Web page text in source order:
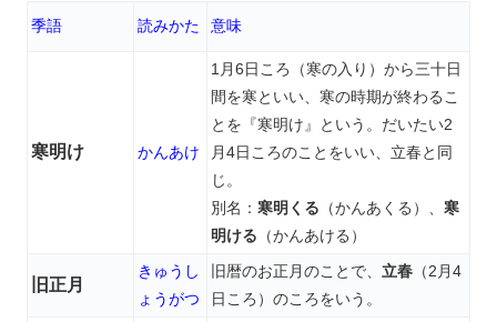
季語 読みかた 意味
寒明け かんあけ
1月6日ころ（寒の入り）から三十日
間を寒といい、寒の時期が終わるこ
とを『寒明け』という。だいたい2
月4日ころのことをいい、立春と同
じ。
別名： 寒明くる （かんあくる）、 寒
明ける （かんあける）
旧正月
きゅうし
ょうがつ
旧暦のお正月のことで、 立春 （2月4
日ころ）のころをいう。